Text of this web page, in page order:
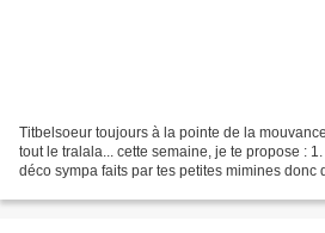
Titbelsoeur toujours à la pointe de la
tout le tralala... cette semaine, je te propose :
déco sympa faits par tes petites mimines donc